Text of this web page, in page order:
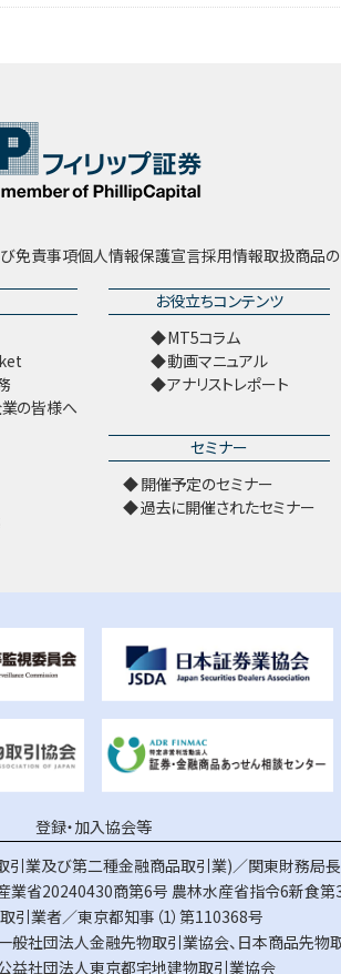
免責事項個人情報保護宣言採用情報取扱商品
の皆様へ
お役立ちコンテンツ
MT5コラム
動画マニュアル
アナリストレポート
セミナー
開催予定のセミナー
過去に開催されたセミナー
登録・加入協会等
業及び第二種金融商品取引業)／関東財務局長
業省20240430商第6号 農林水産省指令6新食第
引業者／東京都知事（1）第110368号
般社団法人金融先物取引業協会、 日本商品先物
益社団法人東京都宅地建物取引業協会